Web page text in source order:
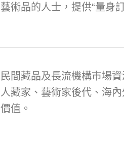
術品的人士，提供“量身
間藏品及長流機構市場資
藏家、藝術家後代、海內
值。